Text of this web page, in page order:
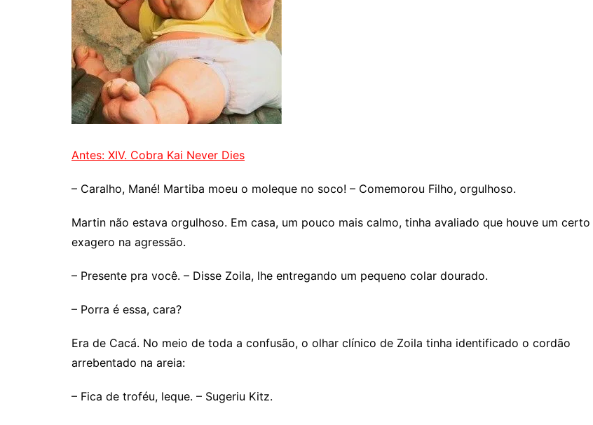
Antes: XIV. Cobra Kai Never Dies
– Caralho, Mané! Martiba moeu o moleque no soco! – Comemorou Filho, orgulhoso.
Martin não estava orgulhoso. Em casa, um pouco mais calmo, tinha avaliado que houve um certo
exagero na agressão.
– Presente pra você. – Disse Zoila, lhe entregando um pequeno colar dourado.
– Porra é essa, cara?
Era de Cacá. No meio de toda a confusão, o olhar clínico de Zoila tinha identificado o cordão
arrebentado na areia:
– Fica de troféu, leque. – Sugeriu Kitz.